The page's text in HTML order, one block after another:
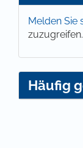
Melden Sie
zuzugreifen.
Häufig